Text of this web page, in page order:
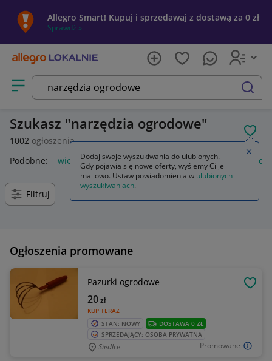
Allegro Smart! Kupuj i sprzedawaj z dostawą za 0 zł
Sprawdź »
Otwórz menu z kategoriami
szukaj
Szukasz narzędzia ogrodowe
1002 ogłoszenia
Podobne: wieszak na narzędzia ogrodowe stojak na
Filtruj
Ogłoszenia promowane
Promowane
Pazurki ogrodowe
KUP TERAZ
20zł
STAN: NOWY
DOSTAWA 0 ZŁ
SPRZEDAJĄCY: OSOBA PRYWATNA
Siedlce
Dodaj swoje wyszukiwania do ulubionych.
Gdy pojawią się nowe oferty, wyślemy Ci je
mailowo. Ustaw powiadomienia w ulubionych
wyszukiwaniach.